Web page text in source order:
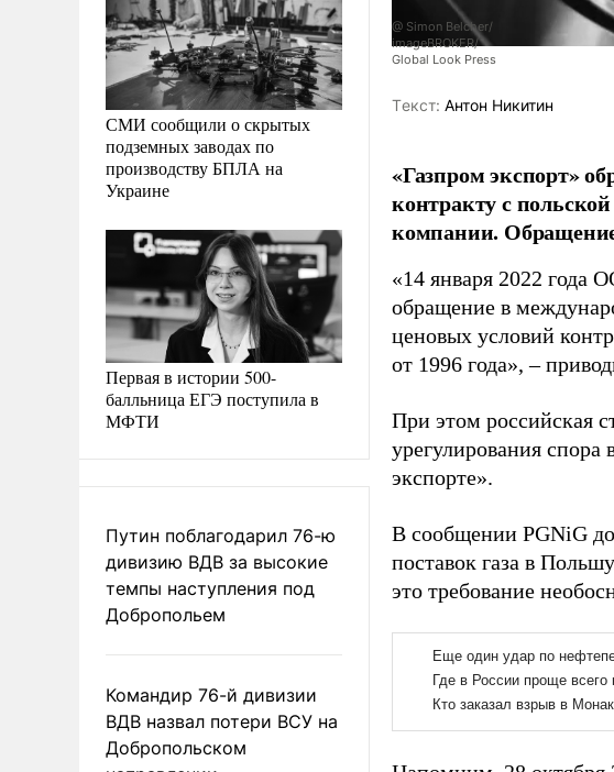
СМИ сообщили о скрытых
подземных заводах по
производству БПЛА на
Украине
Первая в истории 500-
балльница ЕГЭ поступила в
МФТИ
Путин поблагодарил 76-ю
дивизию ВДВ за высокие
темпы наступления под
Добропольем
Командир 76-й дивизии
ВДВ назвал потери ВСУ на
Добропольском
@ Simon Belcher/
imageBROKER/
Global Look Press
Tекст: Антон Никитин
«Газпром экспорт»
контракту с
компании. Обращение
«14 января 2022 года
обращение в
ценовых условий
от 1996 года», –
При этом российская
урегулирования
экспорте».
В сообщении PGNiG
поставок газа в
это требование